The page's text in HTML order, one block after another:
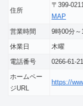
住所
〒399-
MAP
営業時間
9時00分～
休業日
木曜
電話番号
0266-61-
ホームペー
ジURL
https://